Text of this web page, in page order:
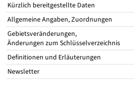
Kürzlich bereitgestellte Daten
Allgemeine Angaben, Zuordnungen
Gebietsveränderungen,
Änderungen zum Schlüsselverzeichnis
Definitionen und Erläuterungen
Newsletter